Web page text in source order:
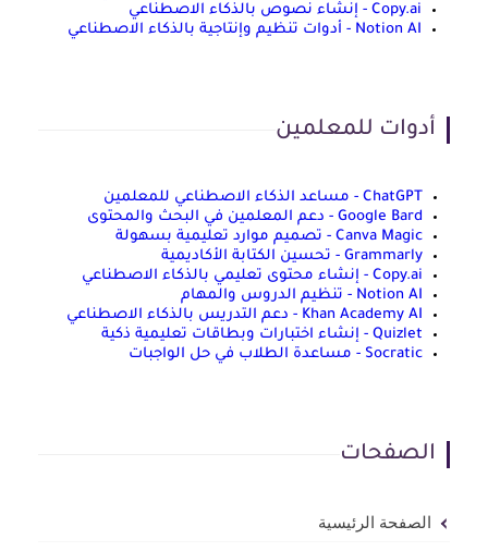
Copy.ai - إنشاء نصوص بالذكاء الاصطناعي
Notion AI - أدوات تنظيم وإنتاجية بالذكاء الاصطناعي
أدوات للمعلمين
ChatGPT - مساعد الذكاء الاصطناعي للمعلمين
Google Bard - دعم المعلمين في البحث والمحتوى
Canva Magic - تصميم موارد تعليمية بسهولة
Grammarly - تحسين الكتابة الأكاديمية
Copy.ai - إنشاء محتوى تعليمي بالذكاء الاصطناعي
Notion AI - تنظيم الدروس والمهام
Khan Academy AI - دعم التدريس بالذكاء الاصطناعي
Quizlet - إنشاء اختبارات وبطاقات تعليمية ذكية
Socratic - مساعدة الطلاب في حل الواجبات
الصفحات
الصفحة الرئيسية